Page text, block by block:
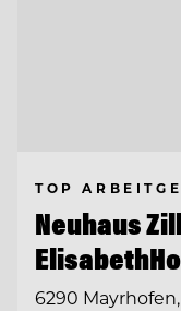
TOP
Neuhaus
6290